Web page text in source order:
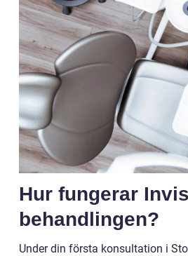
Hur fungerar
behandlingen?
Under din första konsultation i